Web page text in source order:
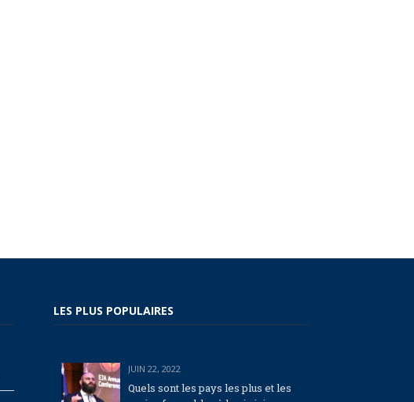
LES PLUS POPULAIRES
JUIN 22, 2022
Quels sont les pays les plus et les